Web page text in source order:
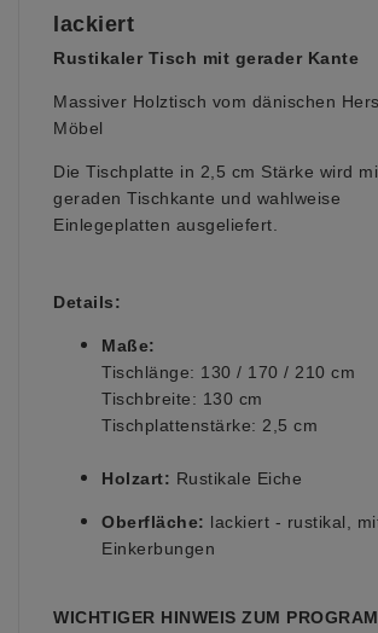
lackiert
Rustikaler Tisch mit gerader Kante
Massiver Holztisch vom dänischen
Möbel
Die Tischplatte in 2,5 cm Stärke wird
geraden Tischkante und wahlweise
Einlegeplatten ausgeliefert.
Details:
Maße:
Tischlänge: 130 / 170 / 210 cm
Tischbreite: 130 cm
Tischplattenstärke: 2,5 cm
Holzart: Rustikale Eiche
Oberfläche: lackiert - rustikal,
Einkerbungen
WICHTIGER HINWEIS ZUM